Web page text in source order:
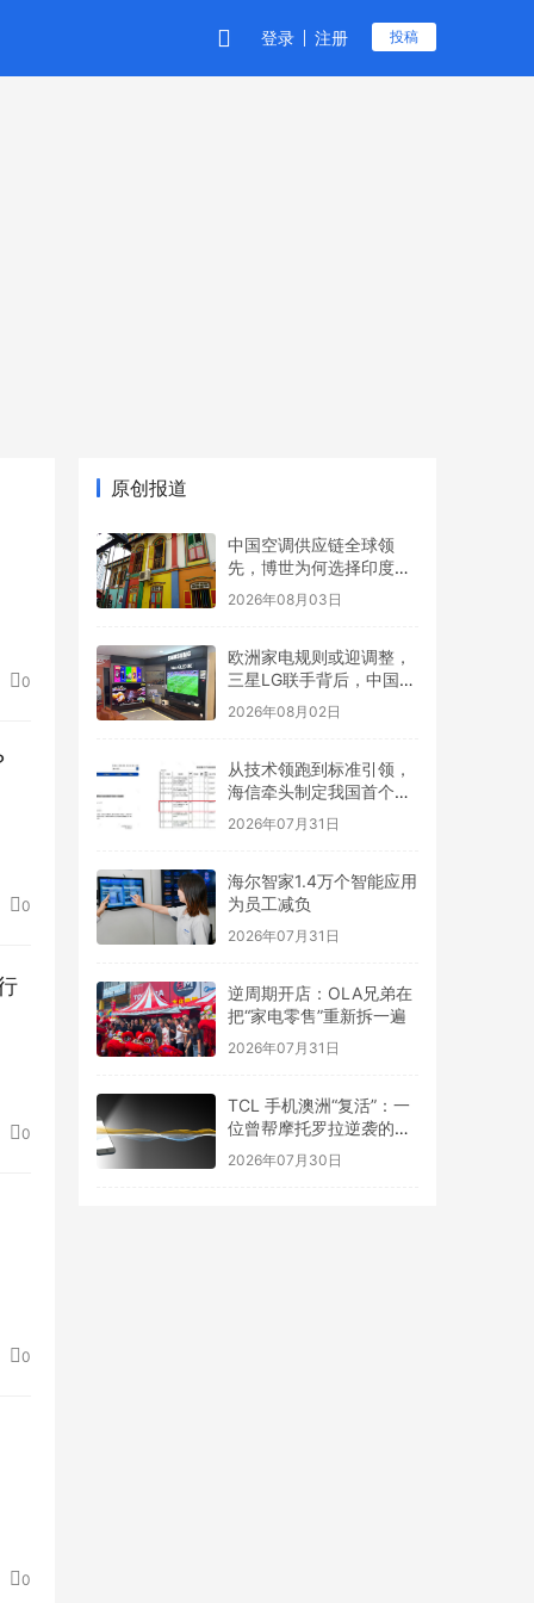
登录 注册 投稿
0
0
0
0
0
原创报道
中国空调供应链全球领
先，博世为何选择印度建
出口基地？
2026年08月03日
欧洲家电规则或迎调整，
三星LG联手背后，中国企
业如何应对？
2026年08月02日
从技术领跑到标准引领，
海信牵头制定我国首个
RGB-Mini LED行业标准
2026年07月31日
海尔智家1.4万个智能应用
为员工减负
2026年07月31日
逆周期开店：OLA兄弟在
把“家电零售”重新拆一遍
2026年07月31日
TCL 手机澳洲“复活”：一
位曾帮摩托罗拉逆袭的操
盘手来了
2026年07月30日